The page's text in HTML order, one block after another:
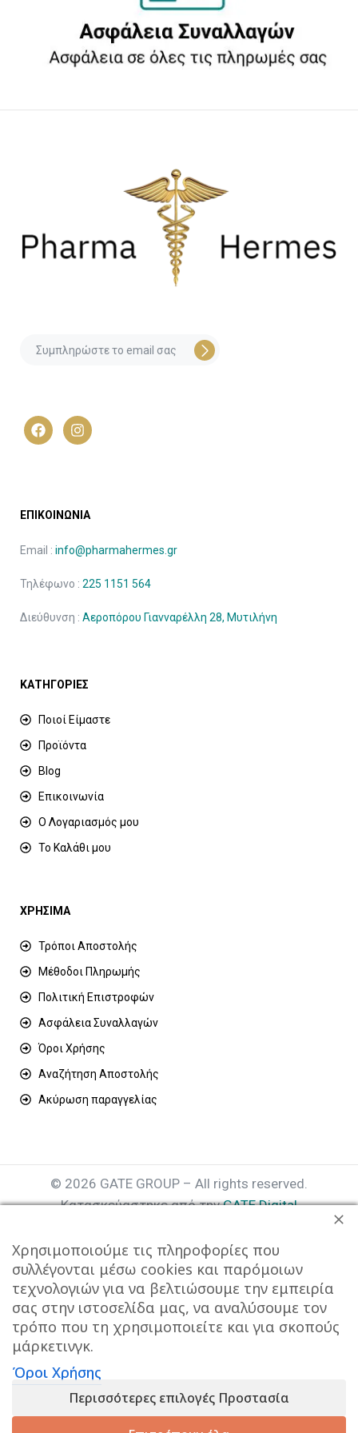
ΕΠΙΚΟΙΝΩΝΙΑ
Email : info@pharmahermes.gr
Τηλέφωνο : 225 1151 564
Διεύθυνση : Αεροπόρου Γιανναρέλλη 28, Μυτιλήνη
ΚΑΤΗΓΟΡΙΕΣ
Ποιοί Είμαστε
Προϊόντα
Blog
Επικοινωνία
Ο Λογαριασμός μου
Το Καλάθι μου
ΧΡΗΣΙΜΑ
Τρόποι Αποστολής
Μέθοδοι Πληρωμής
Πολιτική Επιστροφών
Ασφάλεια Συναλλαγών
Όροι Χρήσης
Αναζήτηση Αποστολής
Ακύρωση παραγγελίας
© 2026 GATE GROUP – All rights reserved.
Κατασκεύαστηκε από τηνGATE Digital
Αριθμός Γ.Ε.ΜΗ. : 077935642000
χρησιμοποιεί το Google Analytics για τη συλλογή μη-
Χρησιμοποιούμε τις πληροφορίες που
συλλέγονται μέσω cookies και παρόμοιων
τεχνολογιών για να βελτιώσουμε την εμπειρία
σας στην ιστοσελίδα μας, να αναλύσουμε τον
τρόπο που τη χρησιμοποιείτε και για σκοπούς
μάρκετινγκ.
Όροι Χρήσης
Περισσότερες επιλογές Προστασία